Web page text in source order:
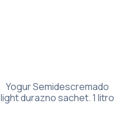
Yogur Semidescremado
light durazno sachet. 1 litro